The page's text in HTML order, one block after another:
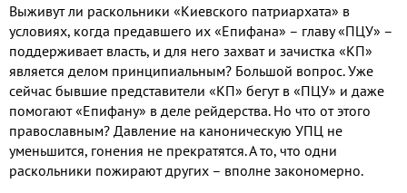
Выживут ли раскольники «Киевского патриархата» в
условиях, когда предавшего их «Епифана» – главу «ПЦУ» –
поддерживает власть, и для него захват и зачистка «КП»
является делом принципиальным? Большой вопрос. Уже
сейчас бывшие представители «КП» бегут в «ПЦУ» и даже
помогают «Епифану» в деле рейдерства. Но что от этого
православным? Давление на каноническую УПЦ не
уменьшится, гонения не прекратятся. А то, что одни
раскольники пожирают других – вполне закономерно.